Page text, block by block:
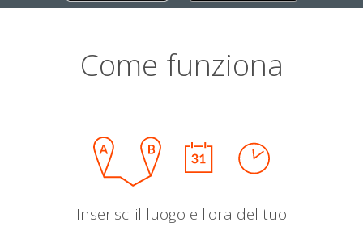
Come funziona
Inserisci il luogo e l'ora del tuo